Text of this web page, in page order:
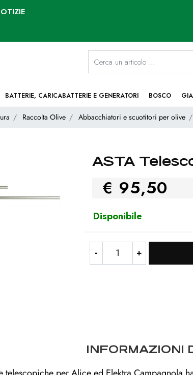
La modifica di un filtro aggiorna
BATTERIE, CARICABATTERIE E GENERATORI BOSCO
Raccolta Olive Abbacchiatori e scuotitori per olive
ASTA
€ 95,50
Disponibile
INFORMAZIONI